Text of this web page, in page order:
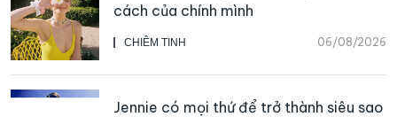
CHIÊM TINH 06/08/2026
cách của chính mình
Jennie có mọi thứ để trở thành siêu sao